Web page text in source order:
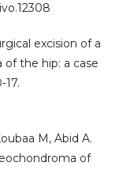
excision of a
the hip: a case
17.
M, Abid A.
of